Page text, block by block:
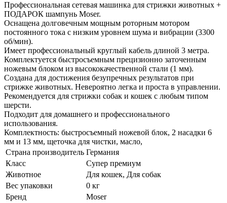
Профессиональная сетевая машинка для стрижки животных +
ПОДАРОК шампунь Moser.
Оснащена долговечным мощным роторным мотором
постоянного тока с низким уровнем шума и вибрации (3300
об/мин).
Имеет профессиональный круглый кабель длиной 3 метра.
Комплектуется быстросъемным прецизионно заточенным
ножевым блоком из высококачественной стали (1 мм).
Создана для достижения безупречных результатов при
стрижке животных. Невероятно легка и проста в управлении.
Рекомендуется для стрижки собак и кошек с любым типом
шерсти.
Подходит для домашнего и профессионального
использования.
Комплектность: быстросъемный ножевой блок, 2 насадки 6
мм и 13 мм, щеточка для чистки, масло,
Страна производитель Германия
Класс
Супер премиум
Животное
Для кошек, Для собак
Вес упаковки
0 кг
Бренд
Moser